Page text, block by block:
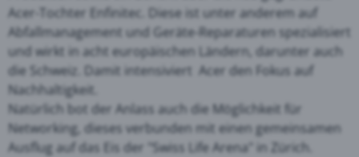
Acer-Tochter Enfinitec. Diese ist unter anderem auf
Abfallmanagement und Geräte-Reparaturen spezialisiert
und wirkt in acht europäischen Ländern, darunter auch
die Schweiz. Damit intensiviert Acer den Fokus auf
Nachhaltigkeit.
Natürlich bot der Anlass auch die Möglichkeit für
Networking, dieses verbunden mit einen gemeinsamen
Ausflug auf das Eis der "Swiss Life Arena" in Zürich.